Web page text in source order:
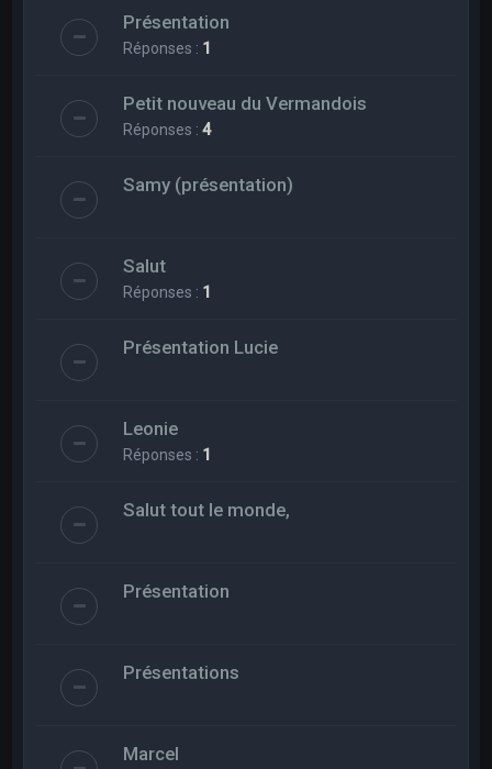
Présentation
Réponses : 1
Petit nouveau du Vermandois
Réponses :4
Samy (présentation)
Salut
Réponses : 1
Présentation Lucie
Leonie
Réponses : 1
Salut tout le monde,
Présentation
Présentations
Marcel